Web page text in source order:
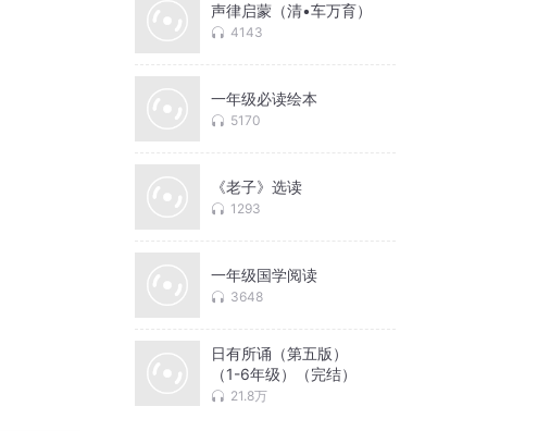
声律启蒙（清•车万育）
4143
一年级必读绘本
5170
《老子》选读
1293
一年级国学阅读
3648
日有所诵（第五版）
（1-6年级）（完结）
21.8万